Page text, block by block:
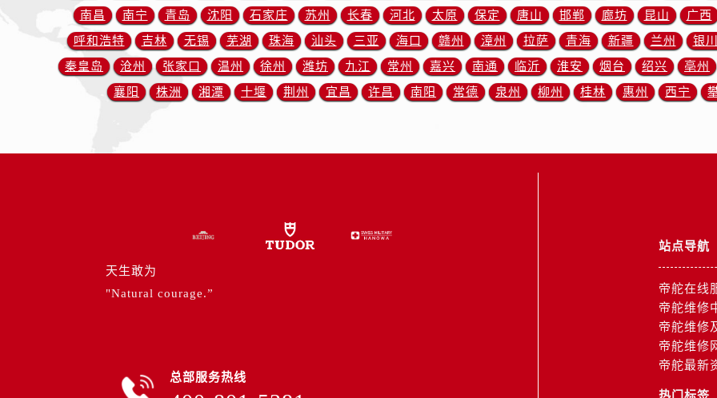
内蒙古自治区呼伦贝尔市海拉尔区中央街帝舵售后服务中心（需提前预约）
内蒙古自治区通辽市科尔沁区明仁大街帝舵售后服务中心（需提前预约）
内蒙古自治区乌海市海勃湾区人民南路帝舵售后服务中心（需提前预约）
内蒙古自治区乌兰察布市集宁区恩和大街帝舵售后服务中心（需提前预约）
山西省大同市平城区迎宾街帝舵售后服务中心（需提前预约）
山西省临汾市尧都区解放路帝舵售后服务中心（需提前预约）
山西省吕梁市离石区永宁中路与建设街交叉口帝舵售后服务中心（需提前预约）
山西省朔州市朔城区怡西路与鄯阳西街交汇处帝舵售后服务中心（需提前预约）
山西省忻州市忻府区和平东街与七一南路交叉口帝舵售后服务中心（需提前预约）
山西省太原市迎泽区迎泽街道解放路15号亨得利名表维修授权店3楼帝舵售后服务中心（需提前预约）
南昌
南宁 青岛 沈阳 石家庄 苏州 长春 河北 太原 保定 唐山 邯郸 廊坊 昆山 广西
呼和浩特
吉林 无锡 芜湖 珠海 汕头 三亚 海口 赣州 漳州 拉萨 青海 新疆 兰州 银川
秦皇岛
沧州 张家口 温州 徐州 潍坊 九江 常州 嘉兴 南通 临沂 淮安 烟台 绍兴 亳州
襄阳
株洲 湘潭 十堰 荆州 宜昌 许昌 南阳 常德 泉州 柳州 桂林 惠州 西宁
天生敢为
"Natural courage.”
总部服务热线
站点导航
帝舵在线
帝舵维修
帝舵维修
帝舵维修
帝舵最新
热门标签